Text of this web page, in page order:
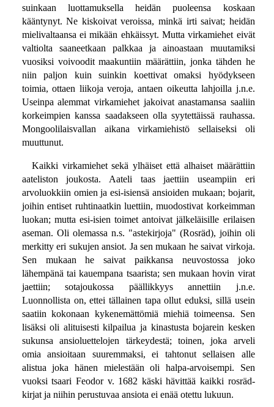
suinkaan luottamuksella heidän puoleensa koskaan
kääntynyt. Ne kiskoivat veroissa, minkä irti saivat; heidän
mielivaltaansa ei mikään ehkäissyt. Mutta virkamiehet eivät
valtiolta saaneetkaan palkkaa ja ainoastaan muutamiksi
vuosiksi voivoodit maakuntiin määrättiin, jonka tähden he
niin paljon kuin suinkin koettivat omaksi hyödykseen
toimia, ottaen liikoja veroja, antaen oikeutta lahjoilla j.n.e.
Useinpa alemmat virkamiehet jakoivat anastamansa saaliin
korkeimpien kanssa saadakseen olla syytettäissä rauhassa.
Mongoolilaisvallan aikana virkamiehistö sellaiseksi oli
muuttunut.
Kaikki virkamiehet sekä ylhäiset että alhaiset määrättiin
aateliston joukosta. Aateli taas jaettiin useampiin eri
arvoluokkiin omien ja esi-isiensä ansioiden mukaan; bojarit,
joihin entiset ruhtinaatkin luettiin, muodostivat korkeimman
luokan; mutta esi-isien toimet antoivat jälkeläisille erilaisen
aseman. Oli olemassa n.s. "astekirjoja" (Rosräd), joihin oli
merkitty eri sukujen ansiot. Ja sen mukaan he saivat virkoja.
Sen mukaan he saivat paikkansa neuvostossa joko
lähempänä tai kauempana tsaarista; sen mukaan hovin virat
jaettiin; sotajoukossa päällikkyys annettiin j.n.e.
Luonnollista on, ettei tällainen tapa ollut eduksi, sillä usein
saatiin kokonaan kykenemättömiä miehiä toimeensa. Sen
lisäksi oli alituisesti kilpailua ja kinastusta bojarein kesken
sukunsa ansioluettelojen tärkeydestä; toinen, joka arveli
omia ansioitaan suuremmaksi, ei tahtonut sellaisen alle
alistua joka hänen mielestään oli halpa-arvoisempi. Sen
vuoksi tsaari Feodor v. 1682 käski hävittää kaikki rosräd-
kirjat ja niihin perustuvaa ansiota ei enää otettu lukuun.